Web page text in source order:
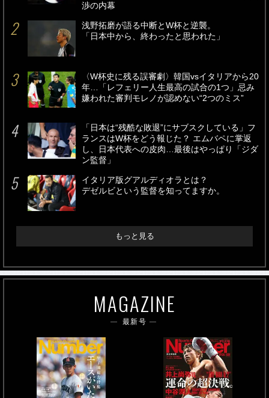
渉の内幕
浅野拓磨が語る中断とW杯と逆襲。
「日本中から、終わったと思われた」
〈W杯史に残る誤審劇〉韓国vsイタリアから20
年…「レフェリー人生最高の試合の1つ」忌み
嫌われた審判モレノが認めない“2つのミス”
「日本は“残酷な敗退”にサブスクしている」フ
ランスはW杯をどう報じた？ エムバペに掌返
し、日本代表への皮肉…最後はやっぱり「ジダ
ン監督」
イタリア版グアルディオラとは？
デゼルビという監督を知ってますか。
もっと見る
MAGAZINE
最新号